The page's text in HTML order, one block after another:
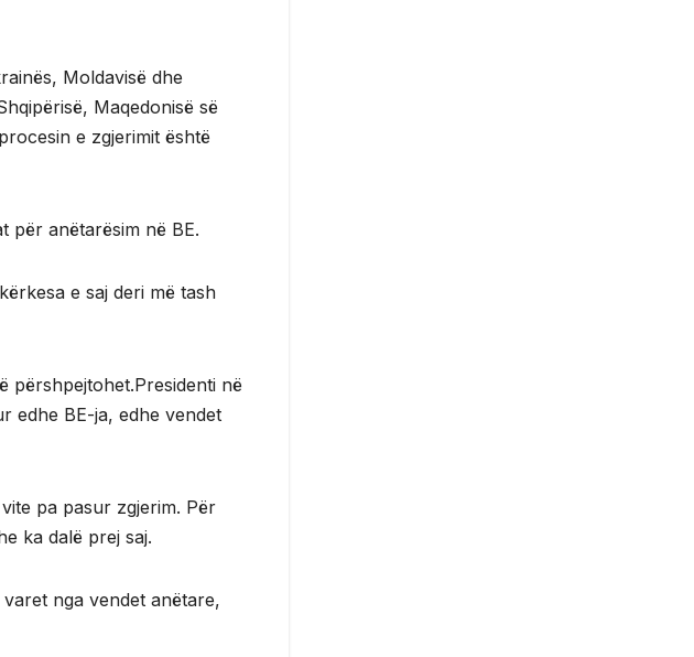
Moldavisë dhe
Maqedonisë së
e zgjerimit është
për anëtarësim në BE.
e saj deri më tash
përshpejtohet.Presidenti në
edhe BE-ja, edhe vendet
pa pasur zgjerim. Për
ka dalë prej saj.
nga vendet anëtare,